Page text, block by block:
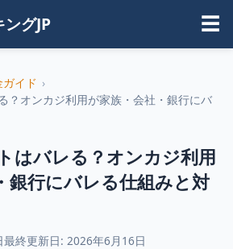
グJP ☰
イド
？オンカジ利用が家族・会社・銀行にバ
はバレる？オンカジ利用
銀行にバレる仕組みと対
最終更新日: 2026年6月16日